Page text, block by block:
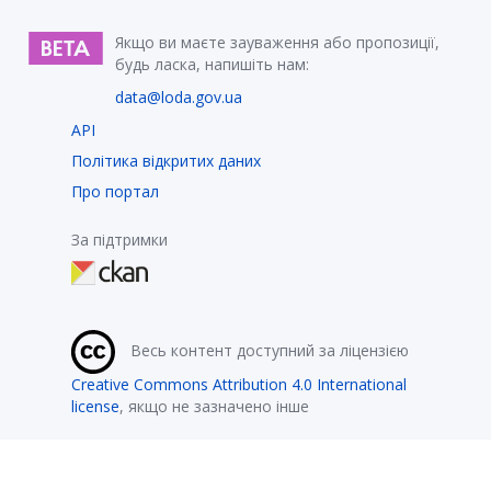
Якщо ви маєте зауваження або пропозиції,
будь ласка, напишіть нам:
data@loda.gov.ua
API
Політика відкритих даних
Про портал
За підтримки
Весь контент доступний за ліцензією
Creative Commons Attribution 4.0 International
license, якщо не зазначено інше